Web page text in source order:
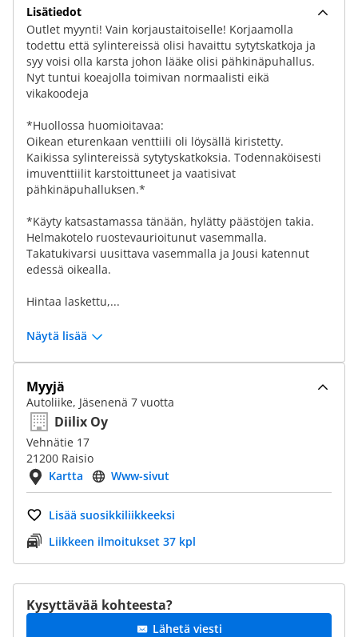
Lisätiedot
Outlet myynti! Vain korjaustaitoiselle! Korjaamolla
todettu että sylintereissä olisi havaittu sytytskatkoja ja
syy voisi olla karsta johon lääke olisi pähkinäpuhallus.
Nyt tuntui koeajolla toimivan normaalisti eikä
vikakoodeja
*Huollossa huomioitavaa:
Oikean eturenkaan venttiili oli löysällä kiristetty.
Kaikissa sylintereissä sytytyskatkoksia. Todennaköisesti
imuventtiilit karstoittuneet ja vaatisivat
pähkinäpuhalluksen.*
*Käyty katsastamassa tänään, hylätty päästöjen takia.
Helmakotelo ruostevaurioitunut vasemmalla.
Takatukivarsi uusittava vasemmalla ja Jousi katennut
edessä oikealla.
Hintaa laskettu,...
Näytä lisää
Myyjä
Autoliike, Jäsenenä 7 vuotta
Diilix Oy
Vehnätie 17
21200 Raisio
Kartta
Www-sivut
Lisää suosikkiliikkeeksi
Liikkeen ilmoitukset 37 kpl
Kysyttävää kohteesta?
Lähetä viesti